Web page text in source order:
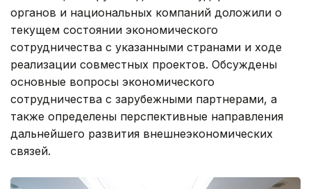
органов и национальных компаний доложили о
текущем состоянии экономического
сотрудничества с указанными странами и ходе
реализации совместных проектов. Обсуждены
основные вопросы экономического
сотрудничества с зарубежными партнерами, а
также определены перспективные направления
дальнейшего развития внешнеэкономических
связей.